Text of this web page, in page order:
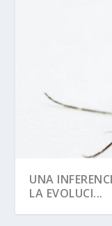
UNA
LA EVOLUCI...